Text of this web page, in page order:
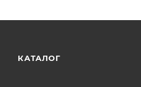
КАТАЛОГ